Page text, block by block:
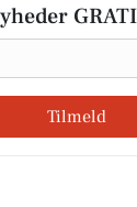
Tilmeld